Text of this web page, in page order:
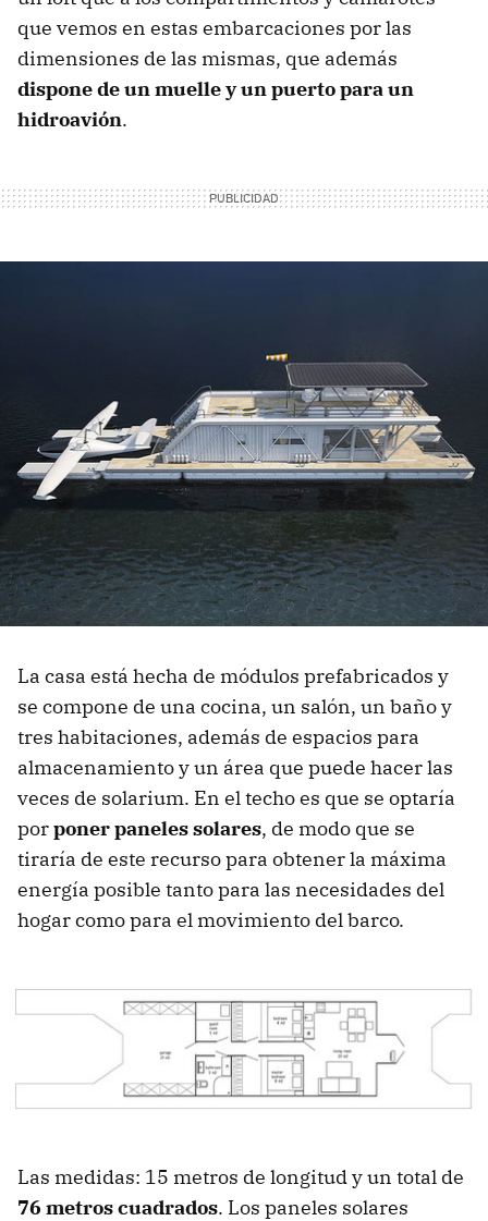
que vemos en estas embarcaciones por las
dimensiones de las mismas, que además
dispone de un muelle y un puerto para un
hidroavión.
La casa está hecha de módulos prefabricados y
se compone de una cocina, un salón, un baño y
tres habitaciones, además de espacios para
almacenamiento y un área que puede hacer las
veces de solarium. En el techo es que se optaría
porponer paneles solares, de modo que se
tiraría de este recurso para obtener la máxima
energía posible tanto para las necesidades del
hogar como para el movimiento del barco.
Las medidas: 15 metros de longitud y un total de
76 metros cuadrados. Los paneles solares